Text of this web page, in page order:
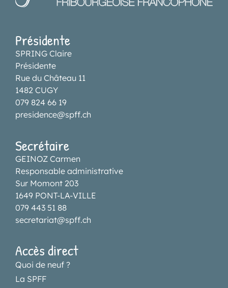
Présidente
SPRING Claire
Présidente
Rue du Château 11
1482 CUGY
079 824 66 19
presidence@spff.ch
Secrétaire
GEINOZ Carmen
Responsable administrative
Sur Momont 203
1649 PONT-LA-VILLE
079 443 51 88
secretariat@spff.ch
Accès direct
Quoi de neuf ?
La SPFF